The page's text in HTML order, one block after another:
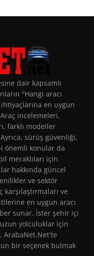
dair kapsamlı
"Hangi aracı
en uygun
incelemeleri,
farklı modeller
sürüş güvenliği,
önemli konular da
meraklıları için
hakkında güncel
ve sektör
ve
en uygun aracı
sunar. İster şehir içi
yolculuklar için
ArabaNet.Net'te
bir seçenek bulmak